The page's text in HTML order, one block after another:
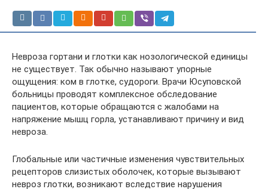
Невроза гортани и глотки как нозологической единицы
не существует. Так обычно называют упорные
ощущения: ком в глотке, судороги. Врачи Юсуповской
больницы проводят комплексное обследование
пациентов, которые обращаются с жалобами на
напряжение мышц горла, устанавливают причину и вид
невроза.
Глобальные или частичные изменения чувствительных
рецепторов слизистых оболочек, которые вызывают
невроз глотки, возникают вследствие нарушения